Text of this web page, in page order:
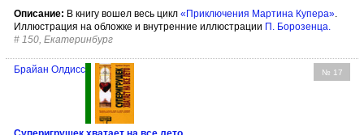
Описание: В книгу вошел весь цикл «Приключения Мартина Купера».
Иллюстрация на обложке и внутренние иллюстрации П. Борозенца.
# 150, Екатеринбург
№ 17
Брайан Олдисс